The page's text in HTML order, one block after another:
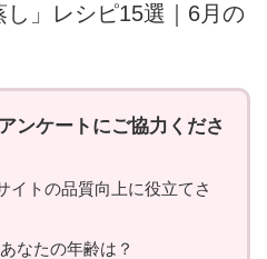
」レシピ15選｜6月の